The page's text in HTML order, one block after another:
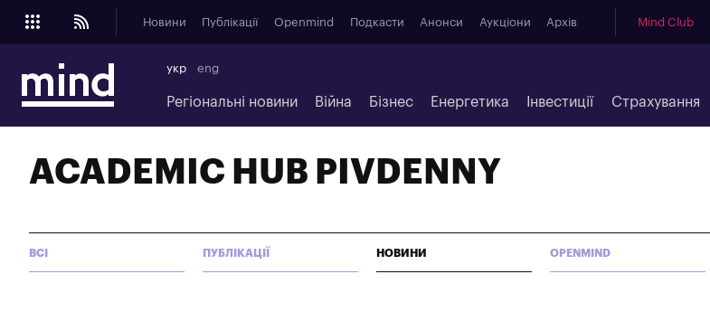
Новини Публікації Openmind Подкасти Анонси Аукціони Архів Mind Club
укр eng
Регіональні новини Війна Бізнес Енергетика Інвестиції Страхування
ACADEMIC HUB PIVDENNY
ВСІ ПУБЛІКАЦІЇ НОВИНИ OPENMIND